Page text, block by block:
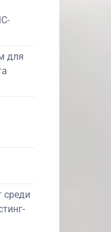
для
среди